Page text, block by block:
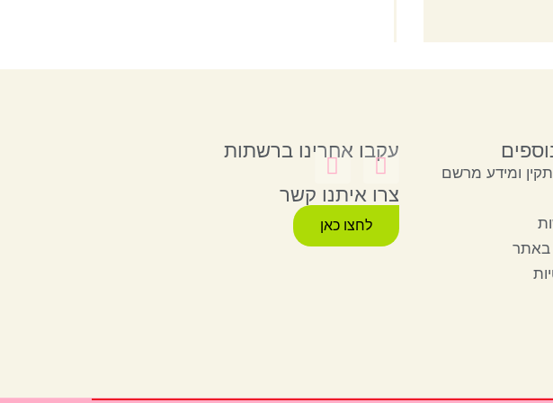
תקין ומידע מרשם
באתר
עקבו אחרינו ברשתות
צרו איתנו קשר
לחצו כאן